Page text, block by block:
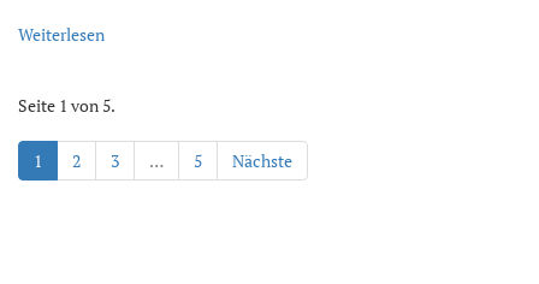
Weiterlesen
Seite 1 von 5.
1 2 3 … 5 Nächste